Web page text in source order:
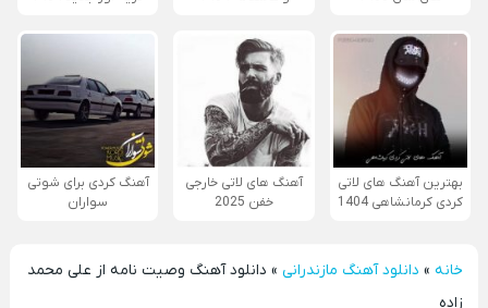
بهترین آهنگ های لاتی
کردی کرمانشاهی 1404
آهنگ های لاتی خارجی
خفن 2025
آهنگ کردی برای شوتی
سواران
خانه» دانلود آهنگ مازندرانی» دانلود آهنگ وصیت نامه از علی محمد
زاده